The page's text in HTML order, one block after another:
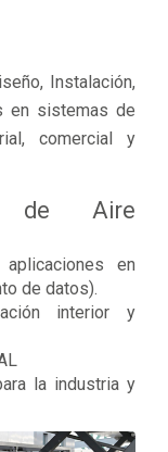
Instalación,
en sistemas de
comercial y
de Aire
aplicaciones en
de datos).
interior y
la industria y